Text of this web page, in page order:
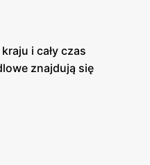
i cały czas
znajdują się
do klienta